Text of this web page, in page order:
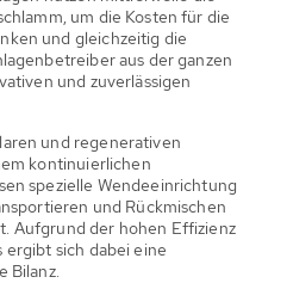
um die Kosten für die
und gleichzeitig die
aus der ganzen
und zuverlässigen
und regenerativen
kontinuierlichen
spezielle Wendeeinrichtung
und Rückmischen
Aufgrund der hohen Effizienz
ergibt sich dabei eine
Bilanz.